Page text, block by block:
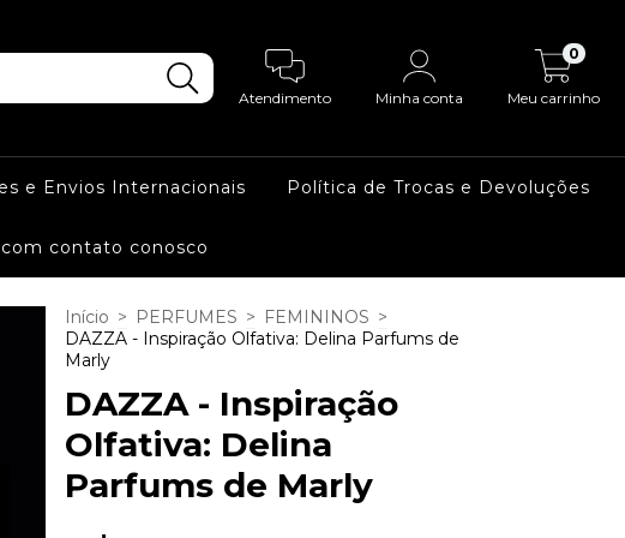
Atendimento Minha conta Meu carrinho
0
e Envios Internacionais Política de Trocas e Devoluções
contato conosco
Início > PERFUMES > FEMININOS >
DAZZA - Inspiração Olfativa: Delina Parfums de
Marly
DAZZA - Inspiração
Olfativa: Delina
Parfums de Marly